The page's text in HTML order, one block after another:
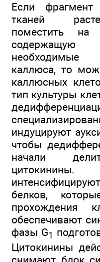
Если фрагмент
тканей
поместить на
необходимые
каллюса, то
каллюсных
тип культуры
индуцируют
чтобы
начали
белков,
прохождения
обеспечивают
фазы G1
Цитокинины